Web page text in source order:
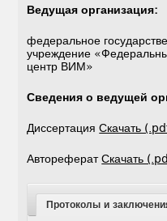
Ведущая организация:
федеральное
учреждение
центр ВИМ»
Сведения о ведущей
ДиссертацияСкачать
АвторефератСкачать
Протоколы и